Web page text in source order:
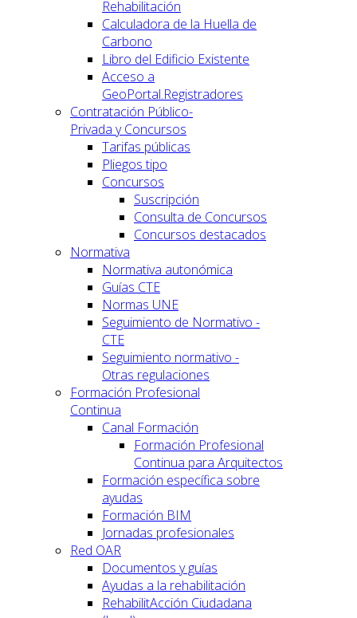
Rehabilitación
Calculadora de la Huella de
Carbono
Libro del Edificio Existente
Acceso a
GeoPortal.Registradores
Contratación Público-
Privada y Concursos
Tarifas públicas
Pliegos tipo
Concursos
Suscripción
Consulta de Concursos
Concursos destacados
Normativa
Normativa autonómica
Guías CTE
Normas UNE
Seguimiento de Normativo -
CTE
Seguimiento normativo -
Otras regulaciones
Formación Profesional
Continua
Canal Formación
Formación Profesional
Continua para Arquitectos
Formación específica sobre
ayudas
Formación BIM
Jornadas profesionales
Red OAR
Documentos y guías
Ayudas a la rehabilitación
RehabilitAcción Ciudadana